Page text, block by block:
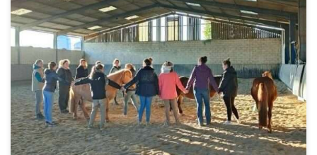
Chaque année, les promotions de l’Institut de Formation en Équithérapie (IFEq)
choisissent un nom symbolique pour incarner l’esprit du groupe et donner un sens
à leur aventure commune. En 2025, la promotion toulousaine a choisi de s’appeler
Horizonte, en hommage au célèbre cheval de Bartabas. Horizonte, pur-sang
lusitanien, n’est pas […]